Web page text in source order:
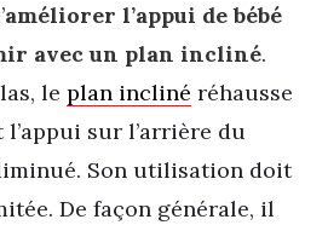
améliorer l’appui de bébé
avec un plan incliné.
le plan incliné réhausse
sur l’arrière du
Son utilisation doit
De façon générale, il